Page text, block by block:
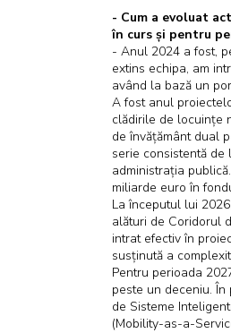
- Cum a evoluat
în curs și pentru
- Anul 2024 a fost,
extins echipa, am
având la bază un
A fost anul
clădirile de locuințe
de învățământ dual
serie consistentă
administrația
miliarde euro în
La începutul lui
alături de Coridorul
intrat efectiv în
susținută a
Pentru perioada
peste un deceniu.
de Sisteme
(Mobility-as-a-